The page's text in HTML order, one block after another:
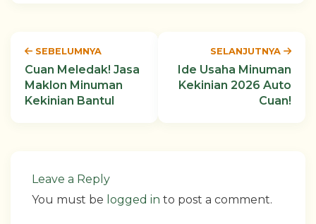
SEBELUMNYA
Cuan Meledak! Jasa
Maklon Minuman
Kekinian Bantul
SELANJUTNYA
Ide Usaha Minuman
Kekinian 2026 Auto
Cuan!
Leave a Reply
You must be logged in to post a comment.